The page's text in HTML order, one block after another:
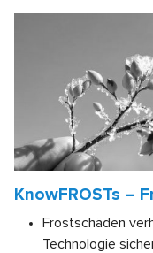
KnowFROSTs –
Frostschäden
Technologie